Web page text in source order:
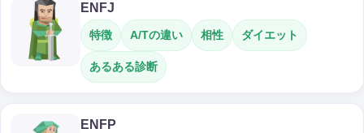
ENFJ
特徴 A/Tの違い 相性 ダイエット
あるある診断
ENFP